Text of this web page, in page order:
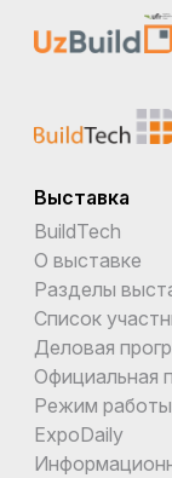
Выставка
BuildTech
О выставке
Разделы
Список
Деловая
Официальная
Режим
ExpoDaily